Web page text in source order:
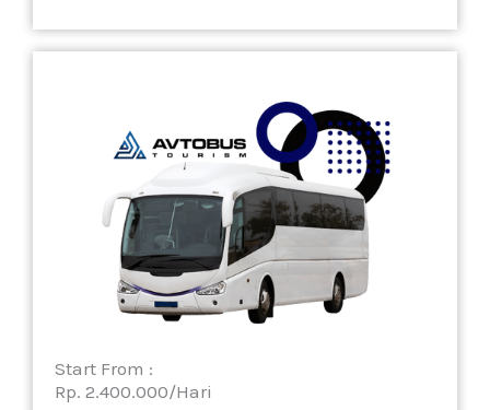
Start From :
Rp. 2.400.000/Hari